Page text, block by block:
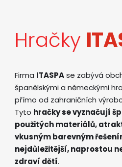
Hračky
Firma ITASPAse zabývá
španělskými a německými
přímo od zahraničních
Tyto hračky se vyznačují
použitých materiálů,
vkusným barevným
nejdůležitější, naprostou
zdraví dětí.